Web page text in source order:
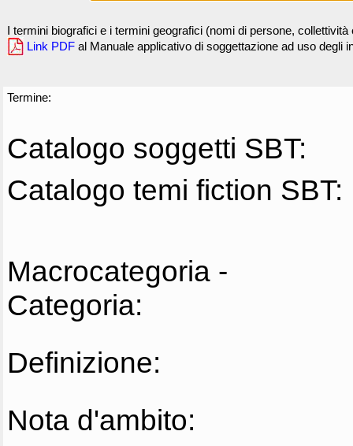
I termini biografici e i termini geografici (nomi di persone,
Link PDF al Manuale applicativo di soggettazione ad uso degli
Termine:
Catalogo soggetti SBT:
Catalogo temi fiction SBT:
Macrocategoria -
Categoria:
Definizione:
Nota d'ambito: